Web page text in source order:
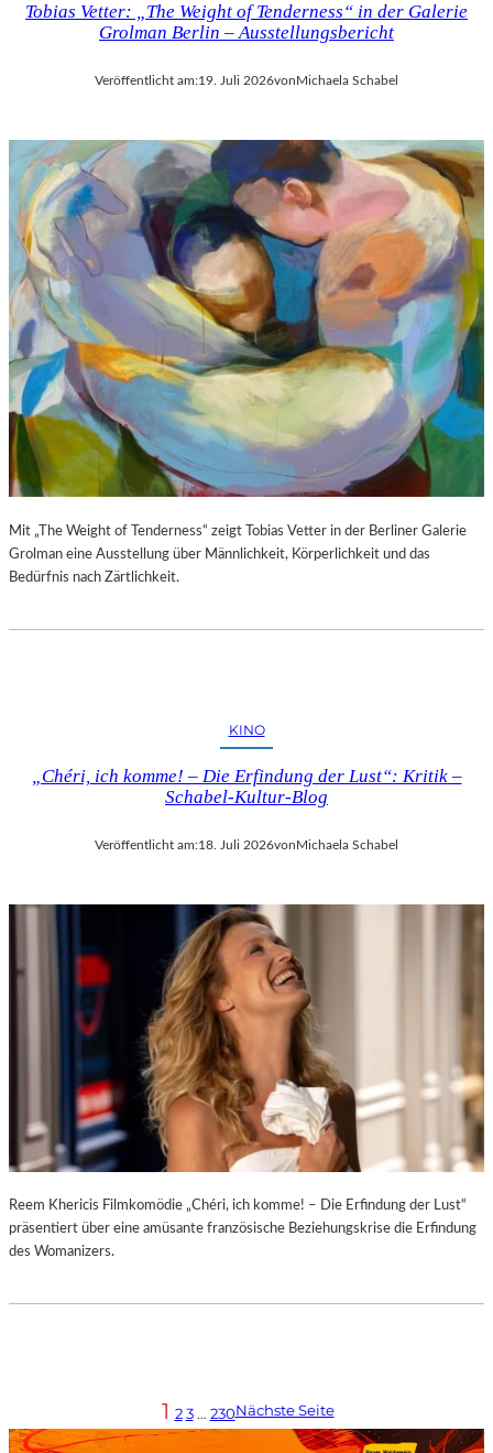
Tobias Vetter: „The Weight of Tenderness“ in der Galerie
Grolman Berlin – Ausstellungsbericht
Veröffentlicht am:19. Juli 2026von Michaela Schabel
Mit „The Weight of Tenderness“ zeigt Tobias Vetter in der Berliner Galerie
Grolman eine Ausstellung über Männlichkeit, Körperlichkeit und das
Bedürfnis nach Zärtlichkeit.
KINO
„Chéri, ich komme! – Die Erfindung der Lust“: Kritik –
Schabel-Kultur-Blog
Veröffentlicht am:18. Juli 2026vonMichaela Schabel
Reem Khericis Filmkomödie „Chéri, ich komme! – Die Erfindung der Lust“
präsentiert über eine amüsante französische Beziehungskrise die Erfindung
des Womanizers.
1 2 3 … 230Nächste Seite